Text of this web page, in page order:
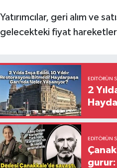
Yatırımcılar, geri alım ve
gelecekteki fiyat
EDITÖRÜN
2
EDITÖRÜN
gurur: